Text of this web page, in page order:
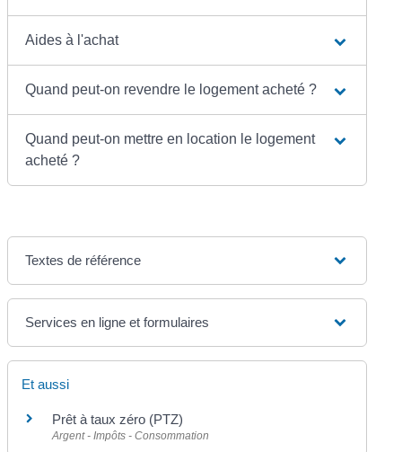
Aides à l'achat
Quand peut-on revendre le logement acheté ?
Quand peut-on mettre en location le logement
acheté ?
Textes de référence
Services en ligne et formulaires
Et aussi
Prêt à taux zéro (PTZ)
Argent - Impôts - Consommation